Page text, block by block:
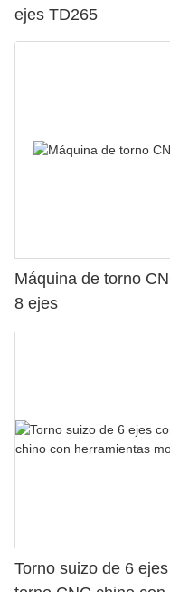
ejes TD265
Máquina de torno
8 ejes
Torno suizo de 6